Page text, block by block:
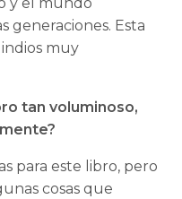
generaciones. Esta
muy
tan voluminoso,
para este libro, pero
cosas que